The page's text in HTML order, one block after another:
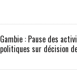
Gambie : Pause des
politiques sur décision